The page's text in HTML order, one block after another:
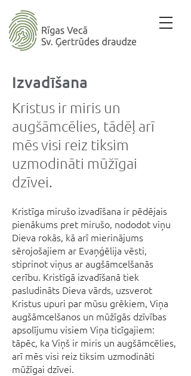
Izvadīšana
Kristus ir miris un
augšāmcēlies, tādēļ arī
mēs visi reiz tiksim
uzmodināti mūžīgai
dzīvei.
‍Kristīga mirušo izvadīšana ir pēdējais
pienākums pret mirušo, nododot viņu
Dieva rokās, kā arī mierinājums
sērojošajiem ar Evaņģēlija vēsti,
stiprinot viņus ar augšāmcelšanās
cerību. Kristīgā izvadīšanā tiek
pasludināts Dieva vārds, uzsverot
Kristus upuri par mūsu grēkiem, Viņa
augšāmcelšanos un mūžīgās dzīvības
apsolījumu visiem Viņa ticīgajiem:
tāpēc, ka Viņš ir miris un augšāmcēlies,
arī mēs visi reiz tiksim uzmodināti
mūžīgai dzīvei.